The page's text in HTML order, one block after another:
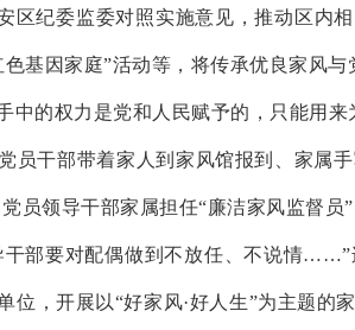
区纪委监委对照实施意见，推动区内
色基因家庭”活动等，将传承优良家风
中的权力是党和人民赋予的，只能用
员干部带着家人到家风馆报到、家属
员领导干部家属担任“廉洁家风监督员
干部要对配偶做到不放任、不说情
位，开展以“好家风·好人生”为主题